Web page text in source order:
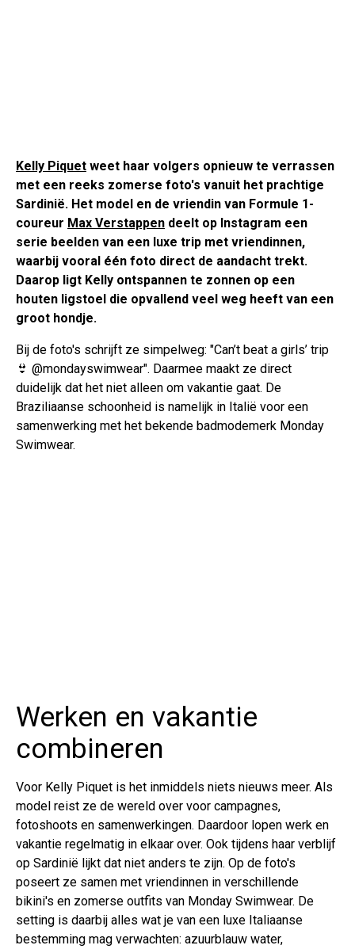
Kelly Piquet weet haar volgers opnieuw te verrassen
met een reeks zomerse foto's vanuit het prachtige
Sardinië. Het model en de vriendin van Formule 1-
coureur Max Verstappen deelt op Instagram een
serie beelden van een luxe trip met vriendinnen,
waarbij vooral één foto direct de aandacht trekt.
Daarop ligt Kelly ontspannen te zonnen op een
houten ligstoel die opvallend veel weg heeft van een
groot hondje.
Bij de foto's schrijft ze simpelweg: "Can’t beat a girls’ trip
👙 @mondayswimwear". Daarmee maakt ze direct
duidelijk dat het niet alleen om vakantie gaat. De
Braziliaanse schoonheid is namelijk in Italië voor een
samenwerking met het bekende badmodemerk Monday
Swimwear.
Werken en vakantie
combineren
Voor Kelly Piquet is het inmiddels niets nieuws meer. Als
model reist ze de wereld over voor campagnes,
fotoshoots en samenwerkingen. Daardoor lopen werk en
vakantie regelmatig in elkaar over. Ook tijdens haar verblijf
op Sardinië lijkt dat niet anders te zijn. Op de foto's
poseert ze samen met vriendinnen in verschillende
bikini's en zomerse outfits van Monday Swimwear. De
setting is daarbij alles wat je van een luxe Italiaanse
bestemming mag verwachten: azuurblauw water,